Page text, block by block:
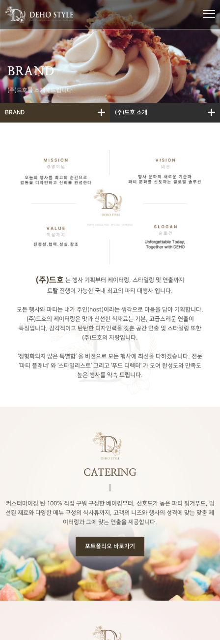
BRAND
(주)드호를 소개해드립니다
BRAND (주)드호 소개
(주)드호 는 행사 기획부터 케이터링, 스타일링 및 연출까지
토탈 진행이 가능한 국내 최고의 파티 대행사 입니다.
모든 행사와 파티는 내가 주인(host)이라는 생각으로 마음을 담아 기획합니다.
(주)드호의 케이터링은 맛과 신선한 식재료는 기본, 고급스러운 연출이
특징입니다.감각적이고 탄탄한 디자인력을 갖춘 공간 연출 및 스타일링 또한
(주)드호의 자랑입니다.
‘정형화되지 않은 특별함’ 을 비전으로 모든 행사에 최선을 다하겠습니다. 전문
‘파티 플래너’ 와 ‘스타일리스트’ 그리고 ‘푸드 디렉터’ 가 모여 완성도와 만족도
높은 행사를 약속 드립니다.
CATERING
커스터마이징 된 100% 직접 구워 구성한 베이킹부터, 선호도가 높은 파티 핑거푸드, 엄
선된 재료와 다양한 메뉴 구성의 식사류까지,고객의 니즈와 행사의 성격에 맞는 맞춤 케
이터링과 그에 맞는 연출을 제공합니다.
포트폴리오 바로가기